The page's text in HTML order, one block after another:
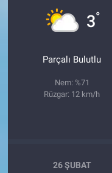
3°
Parçalı Bulutlu
Nem: %71
Rüzgar: 12 km/h
26 ŞUBAT